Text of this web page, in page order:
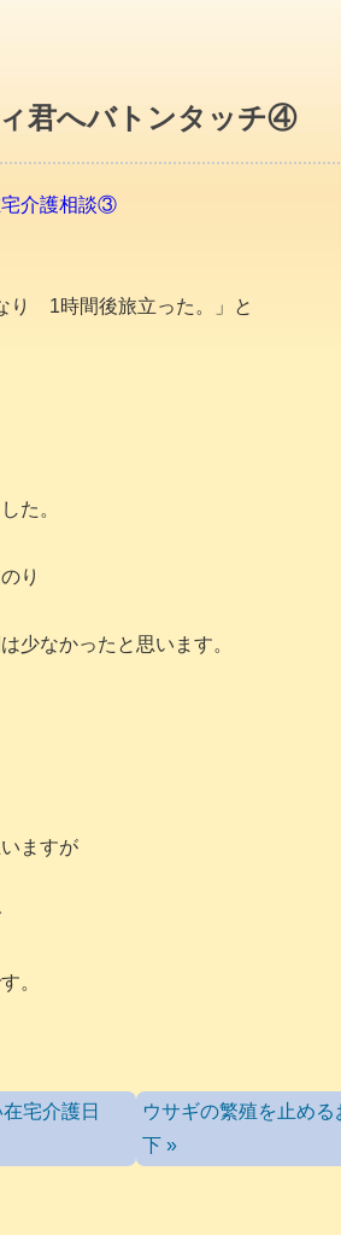
君へバトンタッチ④
介護相談③
1時間後旅立った。」と
た。
り
少なかったと思います。
ますが
。
宅介護日
ウサギの繁殖を止め
下 »